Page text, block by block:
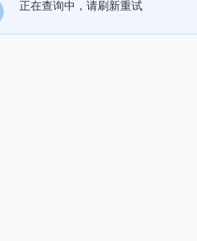
正在查询中，请刷新重试